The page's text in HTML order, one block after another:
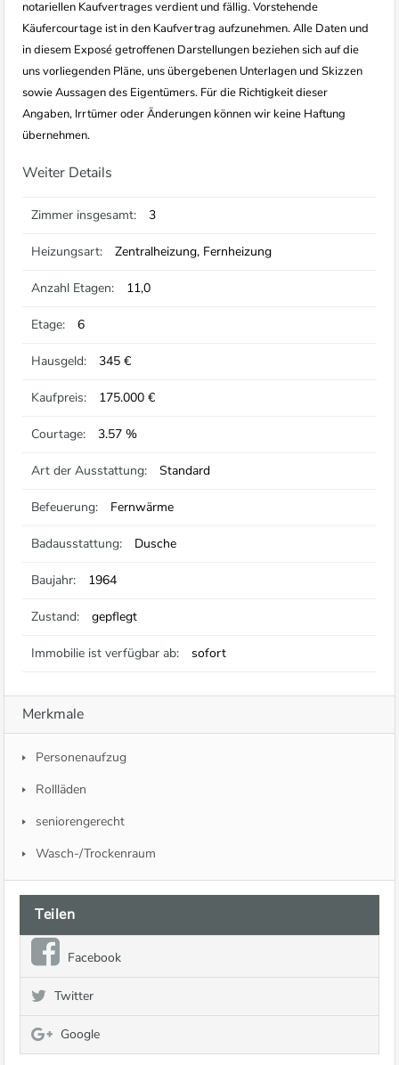
notariellen Kaufvertrages verdient und fällig. Vorstehende
Käufercourtage ist in den Kaufvertrag aufzunehmen. Alle Daten und
in diesem Exposé getroffenen Darstellungen beziehen sich auf die
uns vorliegenden Pläne, uns übergebenen Unterlagen und Skizzen
sowie Aussagen des Eigentümers. Für die Richtigkeit dieser
Angaben, Irrtümer oder Änderungen können wir keine Haftung
übernehmen.
Weiter Details
Zimmer insgesamt: 3
Heizungsart: Zentralheizung, Fernheizung
Anzahl Etagen: 11,0
Etage: 6
Hausgeld: 345 €
Kaufpreis: 175.000 €
Courtage: 3.57 %
Art der Ausstattung: Standard
Befeuerung: Fernwärme
Badausstattung: Dusche
Baujahr: 1964
Zustand: gepflegt
Immobilie ist verfügbar ab: sofort
Merkmale
Personenaufzug
Rollläden
seniorengerecht
Wasch-/Trockenraum
Teilen
Facebook
Twitter
Google